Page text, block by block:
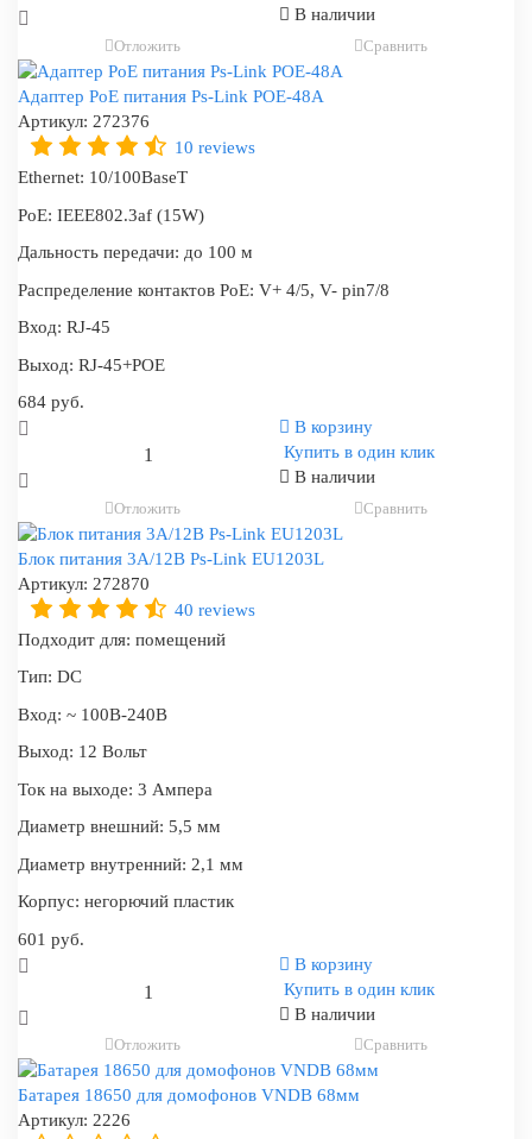
В наличии
Отложить Сравнить
Адаптер PoE питания Ps-Link POE-48A
Артикул: 272376
10 reviews
Ethernet: 10/100BaseT
PoE: IEEE802.3af (15W)
Дальность передачи: до 100 м
Распределение контактов PoE: V+ 4/5, V- pin7/8
Вход: RJ-45
Выход: RJ-45+POE
684 руб.
В корзину
Купить в один клик
В наличии
Отложить Сравнить
Блок питания 3А/12В Ps-Link EU1203L
Артикул: 272870
40 reviews
Подходит для: помещений
Тип: DC
Вход: ~ 100В-240В
Выход: 12 Вольт
Ток на выходе: 3 Ампера
Диаметр внешний: 5,5 мм
Диаметр внутренний: 2,1 мм
Корпус: негорючий пластик
601 руб.
В корзину
Купить в один клик
В наличии
Отложить Сравнить
Батарея 18650 для домофонов VNDB 68мм
Артикул: 2226